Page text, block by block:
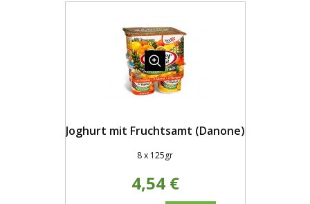
Joghurt mit Fruchtsamt (Danone)
8 x 125gr
4,54 €